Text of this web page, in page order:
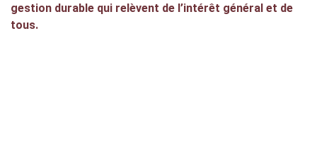
gestion durable qui relèvent de l’intérêt général et de
tous.